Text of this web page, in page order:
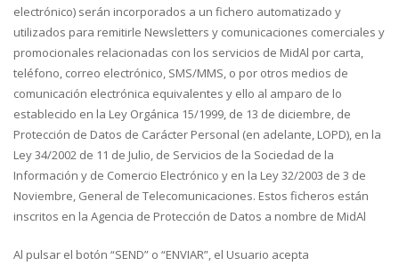
electrónico) serán incorporados a un fichero automatizado y
utilizados para remitirle Newsletters y comunicaciones comerciales y
promocionales relacionadas con los servicios de MidAl por carta,
teléfono, correo electrónico, SMS/MMS, o por otros medios de
comunicación electrónica equivalentes y ello al amparo de lo
establecido en la Ley Orgánica 15/1999, de 13 de diciembre, de
Protección de Datos de Carácter Personal (en adelante, LOPD), en la
Ley 34/2002 de 11 de Julio, de Servicios de la Sociedad de la
Información y de Comercio Electrónico y en la Ley 32/2003 de 3 de
Noviembre, General de Telecomunicaciones. Estos ficheros están
inscritos en la Agencia de Protección de Datos a nombre de MidAl
Al pulsar el botón “SEND” o “ENVIAR”, el Usuario acepta